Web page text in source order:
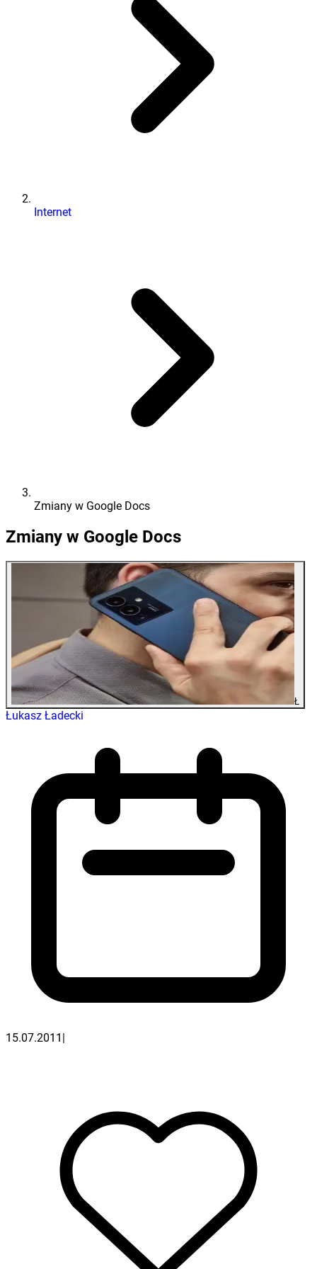
Internet
Zmiany w Google Docs
Zmiany w Google Docs
Ł
Łukasz Ładecki
15.07.2011 |